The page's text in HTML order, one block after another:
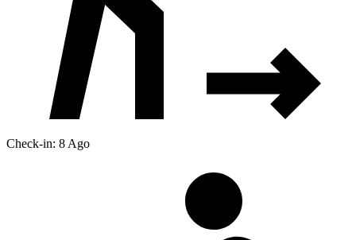
Check-in: 8 Ago